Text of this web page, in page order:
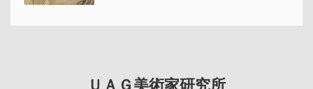
ＵＡＧ美術家研究所